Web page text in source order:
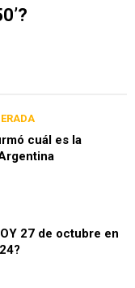
cuál es la
27 de octubre en